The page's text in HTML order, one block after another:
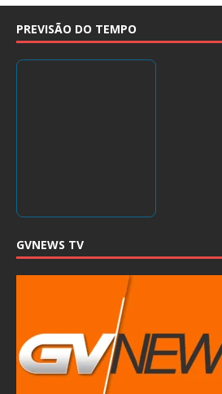
PREVISÃO DO TEMPO
GVNEWS TV